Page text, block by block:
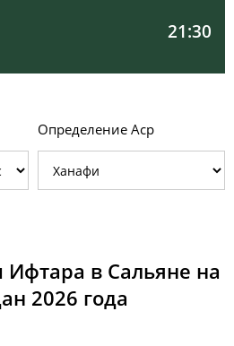
21:30
Определение Аср
Ифтара в Сальяне на
2026 годa